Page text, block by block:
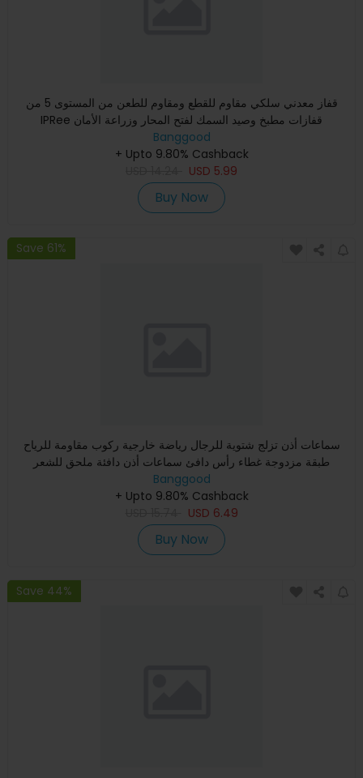
قفاز معدني سلكي مقاوم للقطع ومقاوم للطعن من المستوى 5 من
IPRee قفازات مطبخ وصيد السمك لفتح المحار وزراعة الأمان
Banggood
+ Upto 9.80% Cashback
USD 5.99
Buy Now
Save 61%
سماعات أذن تزلج شتوية للرجال رياضة خارجية ركوب مقاومة للرياح
طبقة مزدوجة غطاء رأس دافئ سماعات أذن دافئة ملحق للشعر
Banggood
+ Upto 9.80% Cashback
USD 6.49
Buy Now
Save 44%